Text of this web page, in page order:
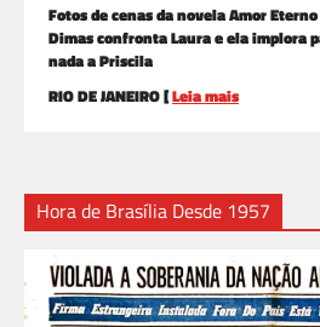
Fotos de cenas da novela Amor
Dimas confronta Laura e ela implora
nada a Priscila
RIO DE JANEIRO [Leia mais
Hora de Brasília Desde 1957